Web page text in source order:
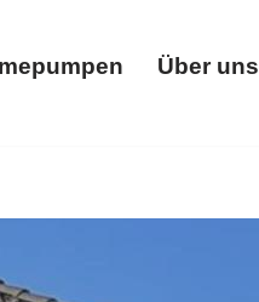
Über uns
Wallbox.
unsere Erfahrung ✉.